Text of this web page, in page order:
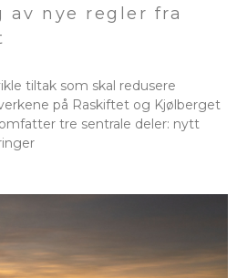
av nye regler fra
tiltak som skal redusere
på Raskiftet og Kjølberget
tre sentrale deler: nytt